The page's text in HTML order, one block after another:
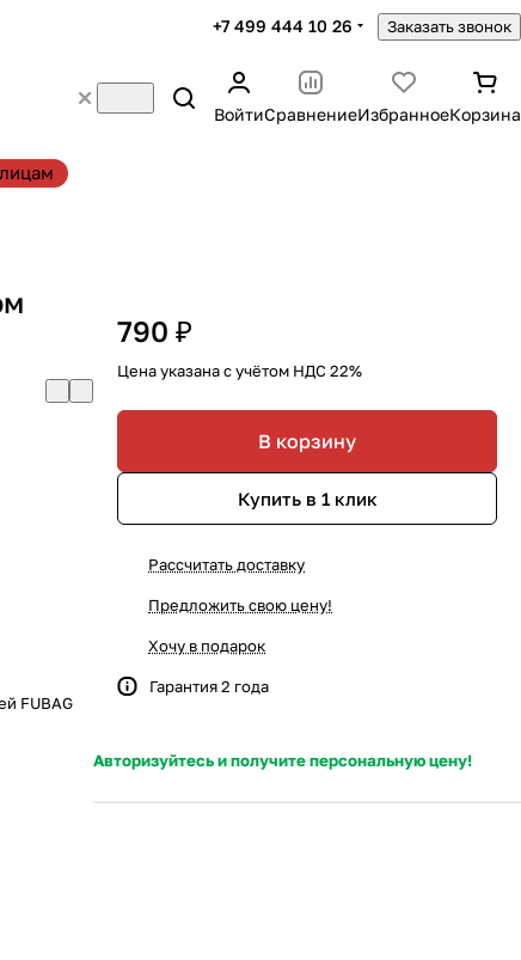
+7 499 444 10 26 Заказать звонок
ВойтиСравнениеИзбранноеКорзина
FUBAG
790 ₽
Цена указана с учётом НДС 22%
В корзину
Купить в 1 клик
Рассчитать доставку
Предложить свою цену!
Хочу в подарок
Гарантия 2 года
Авторизуйтесь и получите персональную цену!